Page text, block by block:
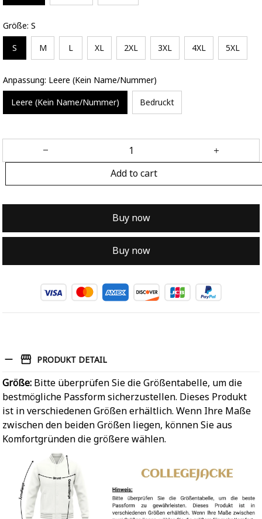
Größe: S
S M L XL 2XL 3XL 4XL 5XL
Anpassung: Leere (Kein Name/Nummer)
Leere (Kein Name/Nummer) Bedruckt
Add to cart
Buy now
Buy now
PRODUKT DETAIL
Größe: Bitte überprüfen Sie die Größentabelle, um die
bestmögliche Passform sicherzustellen. Dieses Produkt
ist in verschiedenen Größen erhältlich. Wenn Ihre Maße
zwischen den beiden Größen liegen, können Sie aus
Komfortgründen die größere wählen.